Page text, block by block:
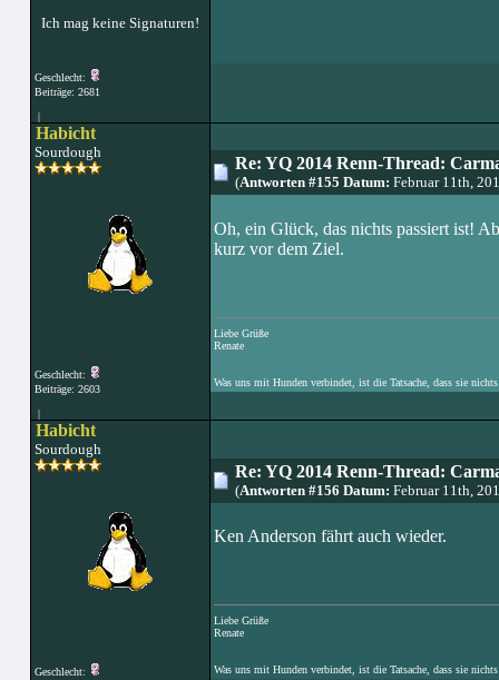
Ich mag keine Signaturen!
Geschlecht:
Beiträge: 2681
|
Habicht
Sourdough
Geschlecht:
Beiträge: 2603
|
Re: YQ 2014 Renn-Thread:
(Antworten #155 Datum: Februar 11th,
Oh, ein Glück, das nichts passiert ist!
kurz vor dem Ziel.
Liebe Grüße
Renate
Was uns mit Hunden verbindet, ist die Tatsache, dass sie nichts
Habicht
Sourdough
Geschlecht:
Re: YQ 2014 Renn-Thread:
(Antworten #156 Datum: Februar 11th,
Ken Anderson fährt auch wieder.
Liebe Grüße
Renate
Was uns mit Hunden verbindet, ist die Tatsache, dass sie nichts